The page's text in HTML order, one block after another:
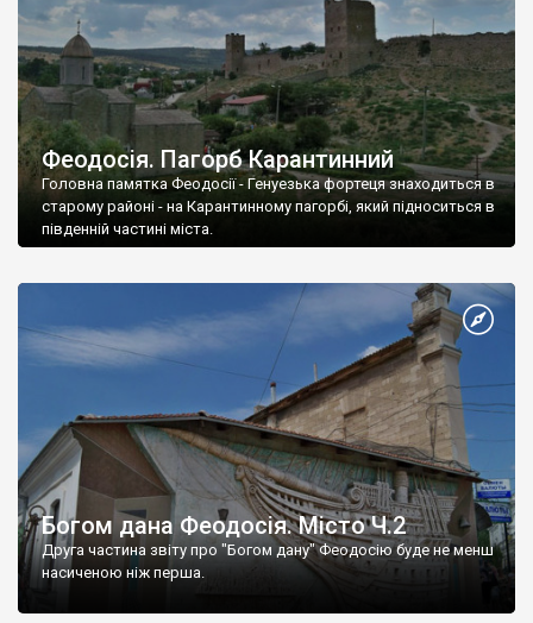
Феодосія. Пагорб Карантинний
Головна памятка Феодосії - Генуезька фортеця знаходиться в
старому районі - на Карантинному пагорбі, який підноситься в
південній частині міста.
Богом дана Феодосія. Місто Ч.2
Друга частина звіту про "Богом дану" Феодосію буде не менш
насиченою ніж перша.